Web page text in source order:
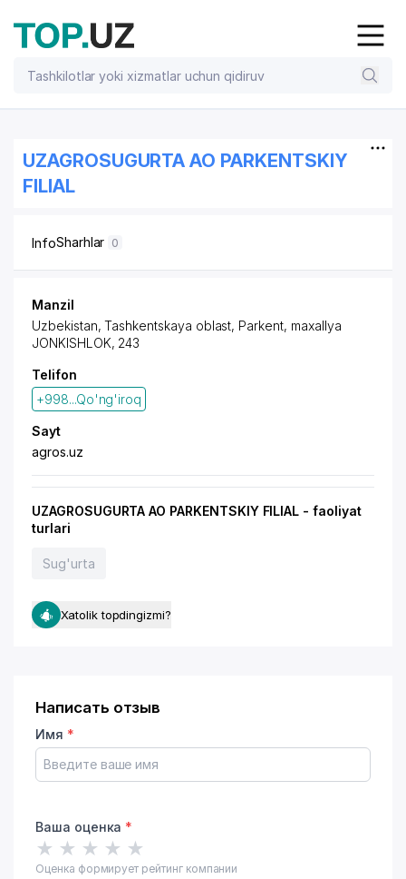
UZAGROSUGURTA AO PARKENTSKIY
FILIAL
InfoSharhlar 0
Manzil
Uzbekistan, Tashkentskaya oblast, Parkent, maxallya
JONKISHLOK, 243
Telifon
+998...Qo'ng'iroq
Sayt
agros.uz
UZAGROSUGURTA AO PARKENTSKIY FILIAL - faoliyat
turlari
Sug'urta
Xatolik topdingizmi?
Написать отзыв
Имя *
Ваша оценка *
★ ★ ★ ★ ★
Оценка формирует рейтинг компании